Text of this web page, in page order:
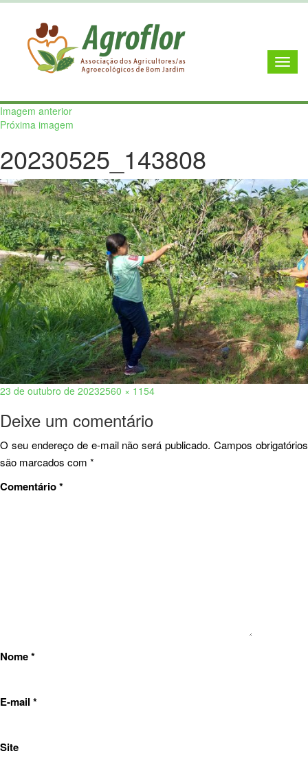
Imagem anterior
Próxima imagem
20230525_143808
23 de outubro de 20232560 × 1154
Deixe um comentário
O seu endereço de e-mail não será publicado. Campos obrigatórios
são marcados com *
Comentário*
Nome*
E-mail *
Site